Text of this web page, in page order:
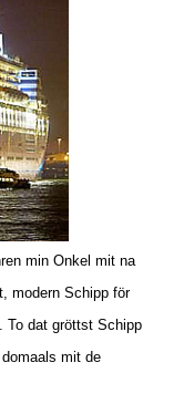
min Onkel mit na
modern Schipp för
To dat gröttst Schipp
mit de